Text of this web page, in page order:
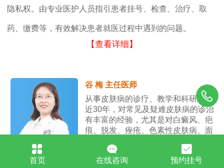
隐私权。由专业医护人员指引患者挂号、检查、治疗、取
药、缴费等，有效解决患者就医过程中遇到的问题。
【查看详细】
谷 梅 主任医师
从事皮肤病的诊疗、教学和科研工作
近30年，对常见及疑难皮肤病的诊治
有丰富的经验，尤其是对白癜风、疤
痕、脱发、痤疮、色素性皮肤病、面
首页 在线咨询 预约挂号